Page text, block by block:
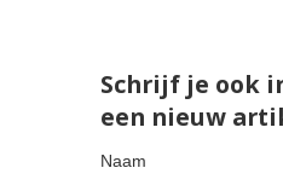
Schrijf je ook
een nieuw
Naam